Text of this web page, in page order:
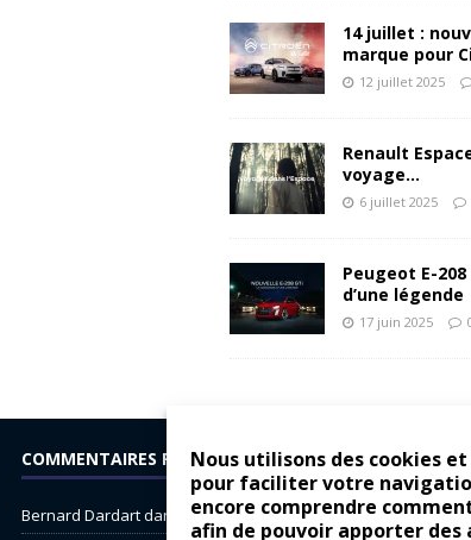
Nous utilisons des cookies
pour faciliter votre
encore comprendre
afin de pouvoir apporter
14 juillet :
marque pour
12 juillet 2025
Renault
voyage…
6 juillet 2025
Peugeot E-
d’une légende
17 juin 2025
COMMENTAIRES RÉCENTS
Bernard Dardartdans Dacia Sandero : pour les gens vrais